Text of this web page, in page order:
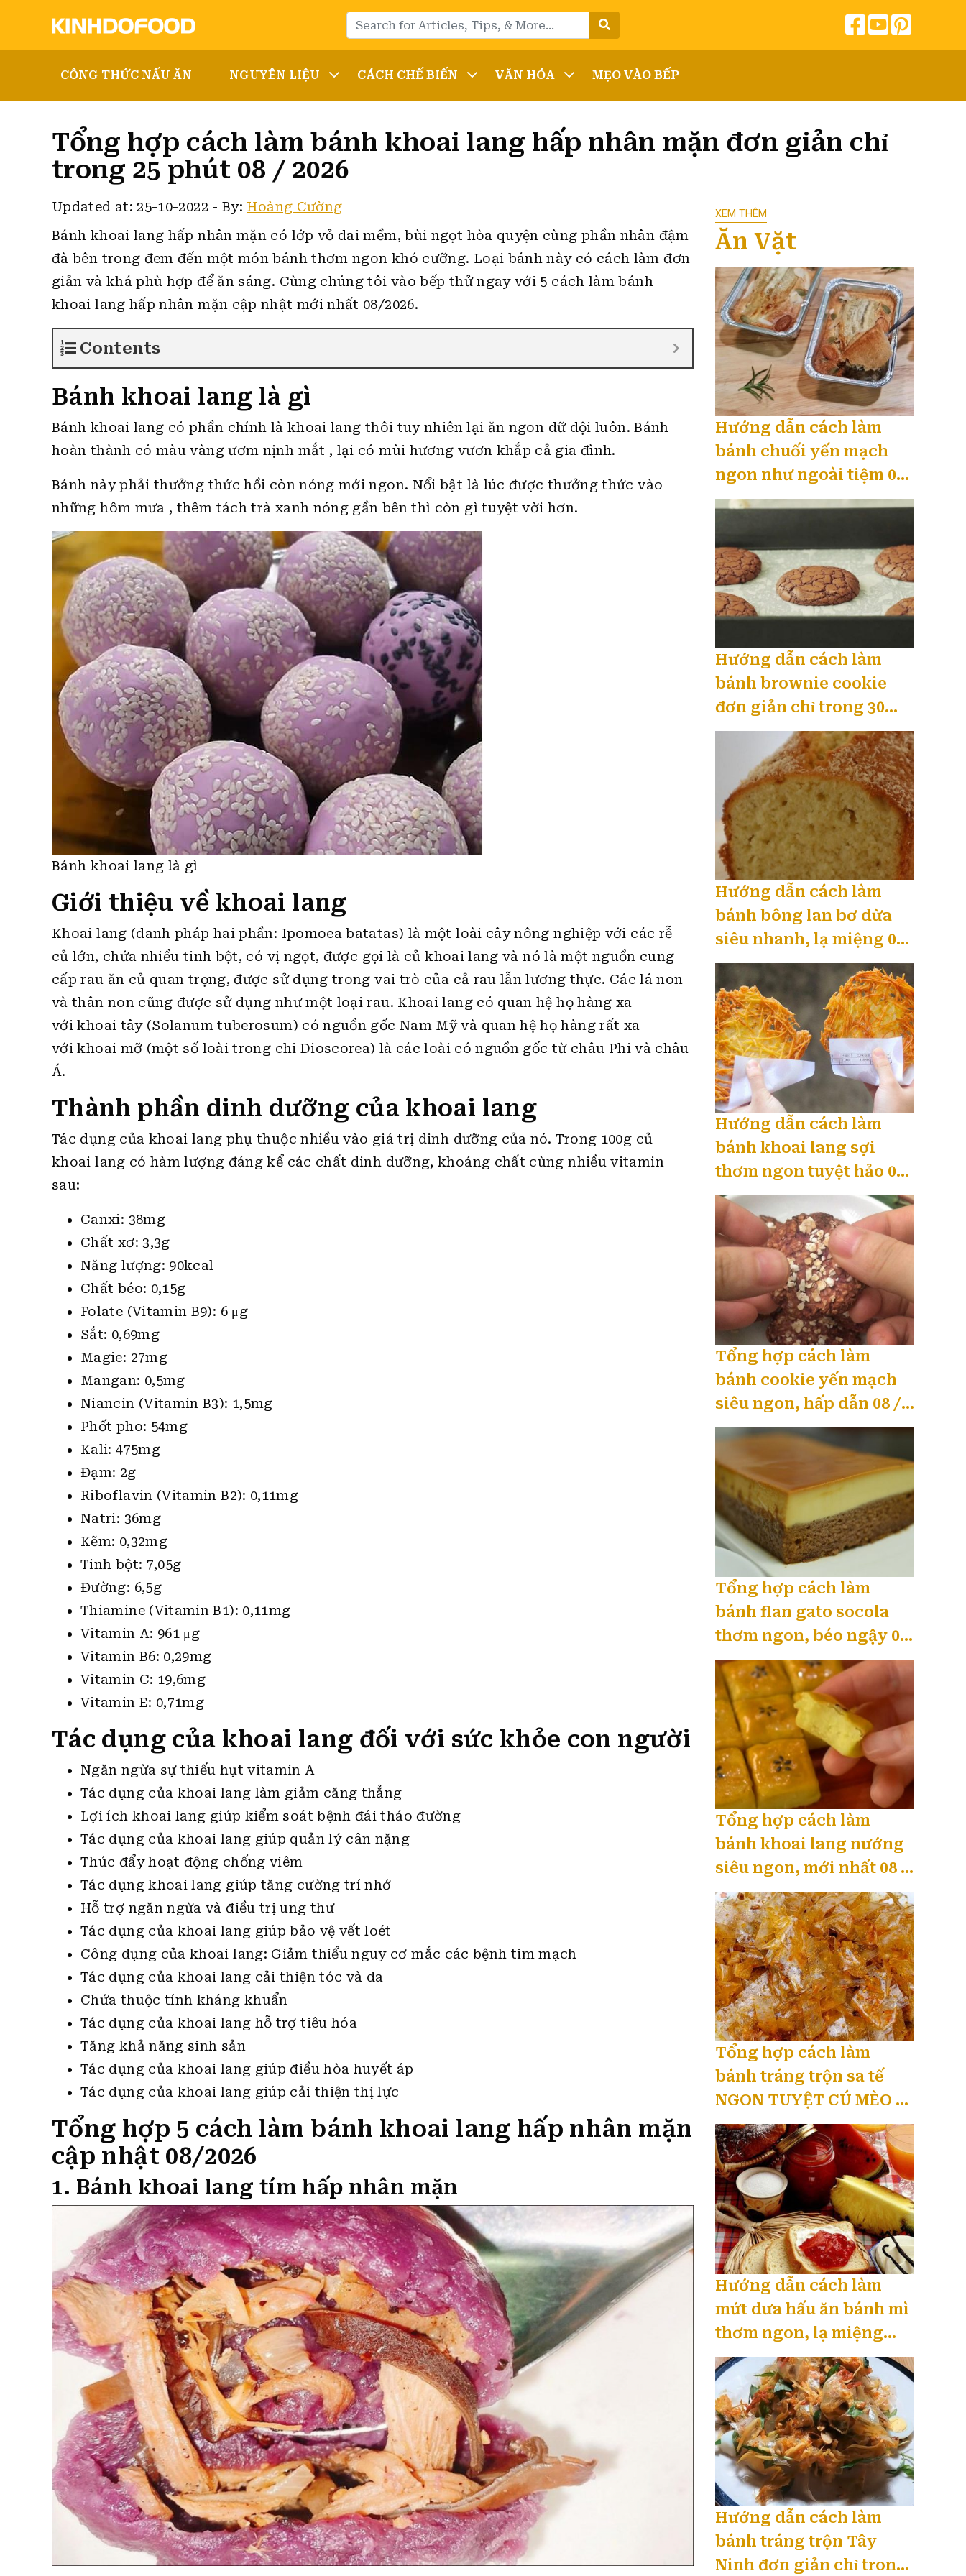
CÔNG THỨC NẤU ĂN NGUYÊN LIỆU CÁCH CHẾ BIẾN VĂN HÓA MẸO VÀO BẾP
Tổng hợp cách làm bánh khoai lang hấp nhân mặn đơn giản chỉ
trong 25 phút 08 / 2026
Updated at: 25-10-2022 -By: Hoàng Cường
Bánh khoai lang hấp nhân mặn có lớp vỏ dai mềm, bùi ngọt hòa quyện cùng phần nhân đậm
đà bên trong đem đến một món bánh thơm ngon khó cưỡng. Loại bánh này có cách làm đơn
giản và khá phù hợp để ăn sáng. Cùng chúng tôi vào bếp thử ngay với 5 cách làm bánh
khoai lang hấp nhân mặn cập nhật mới nhất 08/2026.
Contents
Bánh khoai lang là gì
Bánh khoai lang có phần chính là khoai lang thôi tuy nhiên lại ăn ngon dữ dội luôn. Bánh
hoàn thành có màu vàng ươm nịnh mắt , lại có mùi hương vươn khắp cả gia đình.
Bánh này phải thưởng thức hồi còn nóng mới ngon. Nổi bật là lúc được thưởng thức vào
những hôm mưa , thêm tách trà xanh nóng gần bên thì còn gì tuyệt vời hơn.
Bánh khoai lang là gì
Giới thiệu về khoai lang
Khoai lang (danh pháp hai phần: Ipomoea batatas) là một loài cây nông nghiệp với các rễ
củ lớn, chứa nhiều tinh bột, có vị ngọt, được gọi là củ khoai lang và nó là một nguồn cung
cấp rau ăn củ quan trọng, được sử dụng trong vai trò của cả rau lẫn lương thực. Các lá non
và thân non cũng được sử dụng như một loại rau. Khoai lang có quan hệ họ hàng xa
với khoai tây (Solanum tuberosum) có nguồn gốc Nam Mỹ và quan hệ họ hàng rất xa
với khoai mỡ (một số loài trong chi Dioscorea) là các loài có nguồn gốc từ châu Phi và châu
Á.
Thành phần dinh dưỡng của khoai lang
Tác dụng của khoai lang phụ thuộc nhiều vào giá trị dinh dưỡng của nó. Trong 100g củ
khoai lang có hàm lượng đáng kể các chất dinh dưỡng, khoáng chất cùng nhiều vitamin
sau:
Canxi: 38mg
Chất xơ: 3,3g
Năng lượng: 90kcal
Chất béo: 0,15g
Folate (Vitamin B9): 6 μg
Sắt: 0,69mg
Magie: 27mg
Mangan: 0,5mg
Niancin (Vitamin B3): 1,5mg
Phốt pho: 54mg
Kali: 475mg
Đạm: 2g
Riboflavin (Vitamin B2): 0,11mg
Natri: 36mg
Kẽm: 0,32mg
Tinh bột: 7,05g
Đường: 6,5g
Thiamine (Vitamin B1): 0,11mg
Vitamin A: 961 μg
Vitamin B6: 0,29mg
Vitamin C: 19,6mg
Vitamin E: 0,71mg
Tác dụng của khoai lang đối với sức khỏe con người
Ngăn ngừa sự thiếu hụt vitamin A
Tác dụng của khoai lang làm giảm căng thẳng
Lợi ích khoai lang giúp kiểm soát bệnh đái tháo đường
Tác dụng của khoai lang giúp quản lý cân nặng
Thúc đẩy hoạt động chống viêm
Tác dụng khoai lang giúp tăng cường trí nhớ
Hỗ trợ ngăn ngừa và điều trị ung thư
Tác dụng của khoai lang giúp bảo vệ vết loét
Công dụng của khoai lang: Giảm thiểu nguy cơ mắc các bệnh tim mạch
Tác dụng của khoai lang cải thiện tóc và da
Chứa thuộc tính kháng khuẩn
Tác dụng của khoai lang hỗ trợ tiêu hóa
Tăng khả năng sinh sản
Tác dụng của khoai lang giúp điều hòa huyết áp
Tác dụng của khoai lang giúp cải thiện thị lực
Tổng hợp 5 cách làm bánh khoai lang hấp nhân mặn
cập nhật 08/2026
1. Bánh khoai lang tím hấp nhân mặn
XEM THÊM
Ăn Vặt
Hướng dẫn cách làm
bánh chuối yến mạch
ngon như ngoài tiệm 08
/ 2026
Hướng dẫn cách làm
bánh brownie cookie
đơn giản chỉ trong 30
phút 08 / 2026
Hướng dẫn cách làm
bánh bông lan bơ dừa
siêu nhanh, lạ miệng 08
/ 2026
Hướng dẫn cách làm
bánh khoai lang sợi
thơm ngon tuyệt hảo 08
/ 2026
Tổng hợp cách làm
bánh cookie yến mạch
siêu ngon, hấp dẫn 08 /
2026
Tổng hợp cách làm
bánh flan gato socola
thơm ngon, béo ngậy 08
/ 2026
Tổng hợp cách làm
bánh khoai lang nướng
siêu ngon, mới nhất 08 /
2026
Tổng hợp cách làm
bánh tráng trộn sa tế
NGON TUYỆT CÚ MÈO 08
/ 2026
Hướng dẫn cách làm
mứt dưa hấu ăn bánh mì
thơm ngon, lạ miệng
mới nhất 08 / 2026
Hướng dẫn cách làm
bánh tráng trộn Tây
Ninh đơn giản chỉ trong